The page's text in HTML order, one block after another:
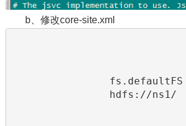
b、修改core-site.xml
fs.defaultFS
hdfs://ns1/